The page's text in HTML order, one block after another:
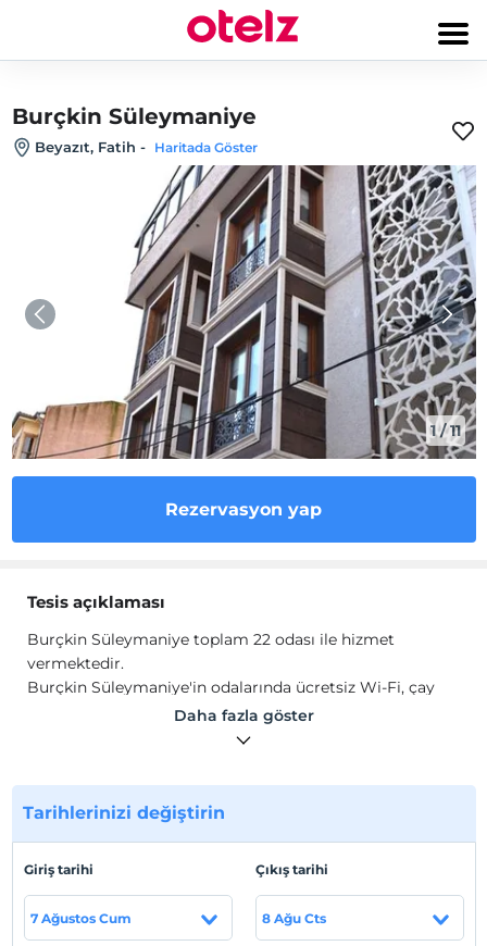
Burçkin Süleymaniye
Beyazıt, Fatih - Haritada Göster
1/11
Rezervasyon yap
Tesis açıklaması
Burçkin Süleymaniye toplam 22 odası ile hizmet
vermektedir.
Burçkin Süleymaniye'in odalarında ücretsiz Wi-Fi, çay
kahve seti, klima, çamaşırhane servisi, LCD TV, havlu seti,
buklet malzemeleri gibi olanaklar mevcuttur.
İstanbul, Fatih, Süleymaniye'de konumlanmaktadır.
Haritada Göster
Daha fazla göster
Tarihlerinizi değiştirin
Giriş tarihi
7 Ağustos Cum
Çıkış tarihi
8 Ağu Cts